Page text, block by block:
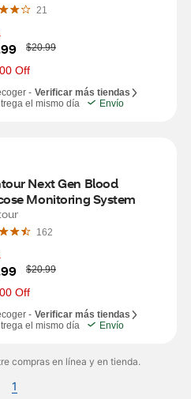
21
$20.99
Off
- Verificar más tiendas
el mismo día
Envío
Next Gen Blood
Monitoring System
162
$20.99
Off
- Verificar más tiendas
el mismo día
Envío
compras en línea y en tienda.
1